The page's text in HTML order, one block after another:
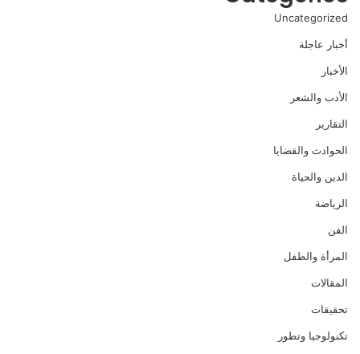
Uncategorized
أخبار عاجلة
الأخبار
الأدب والشعر
التقارير
الحوادث والقضايا
الدين والحياة
الرياضة
الفن
المرأة والطفل
المقالات
تحقيقات
تكنولوجيا وتطور